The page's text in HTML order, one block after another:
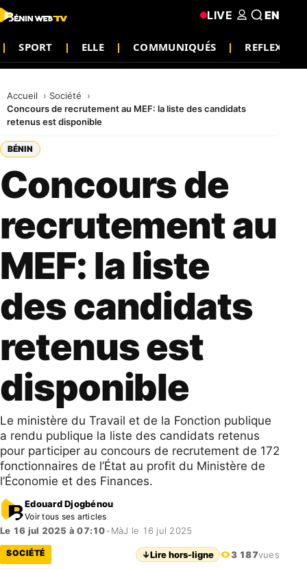
SPORT ELLE COMMUNIQUÉS REFLEXION
LIVE EN
Accueil
Société
Concours de recrutement au MEF: la liste des candidats
retenus est disponible
BÉNIN
Concours de
recrutement au
MEF: la liste
des candidats
retenus est
disponible
Le ministère du Travail et de la Fonction publique
a rendu publique la liste des candidats retenus
pour participer au concours de recrutement de 172
fonctionnaires de l’État au profit du Ministère de
l’Économie et des Finances.
Edouard Djogbénou
Voir tous ses articles
Le 16 jul 2025 à 07:10• MàJ le 16 jul 2025
SOCIÉTÉ ↓Lire hors-ligne 3 187vues